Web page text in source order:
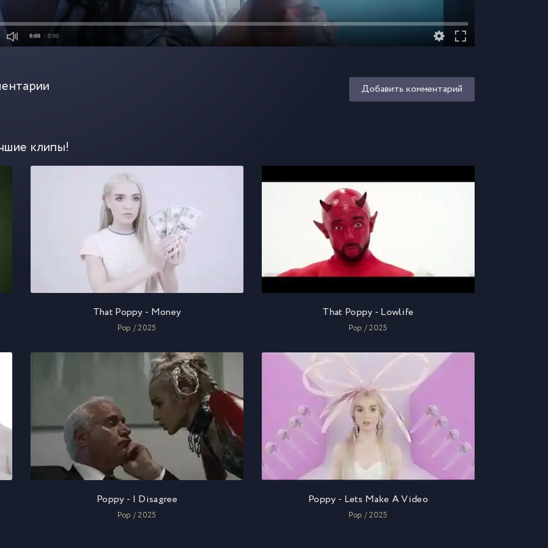
0:00 / 0:00
Добавить комментарий
клипы!
That Poppy - Money
Pop / 2025
That Poppy - Lowlife
Pop / 2025
Poppy - I Disagree
Pop / 2025
Poppy - Lets Make A Video
Pop / 2025